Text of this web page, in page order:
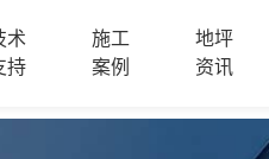
术
持
施工
案例
地坪
资讯